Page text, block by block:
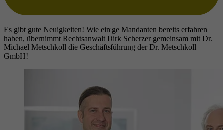
Es gibt gute Neuigkeiten! Wie einige Mandanten bereits erfahren
haben, übernimmt Rechtsanwalt Dirk Scherzer gemeinsam mit Dr.
Michael Metschkoll die Geschäftsführung der Dr. Metschkoll
GmbH!